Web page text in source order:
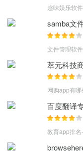
趣味娱乐软
samba文
文件管理软
萃元科技
网购app有
百度翻译
教育app排